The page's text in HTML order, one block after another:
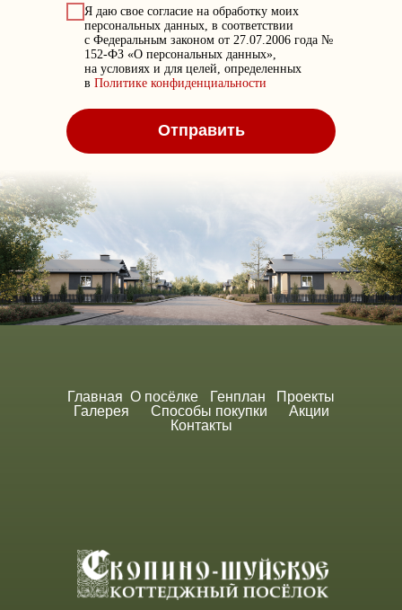
Я даю свое согласие на обработку моих
персональных данных, в соответствии
с Федеральным законом от 27.07.2006 года №
152-ФЗ «О персональных данных»,
на условиях и для целей, определенных
в Политике конфиденциальности
Отправить
Главная О посёлке Генплан
Проекты
Галерея
Способы покупки
Акции
Контакты